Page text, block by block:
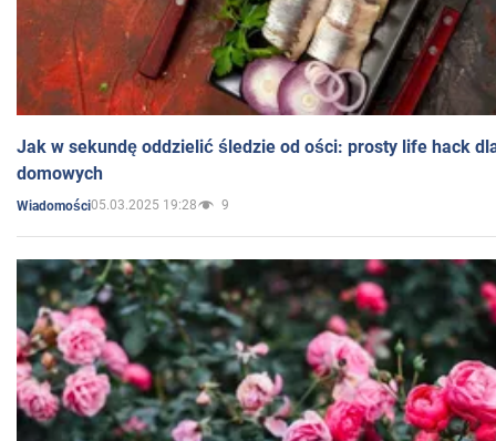
Jak w sekundę oddzielić śledzie od ości: prosty life hack
domowych
Wiadomości05.03.2025 19:28 9